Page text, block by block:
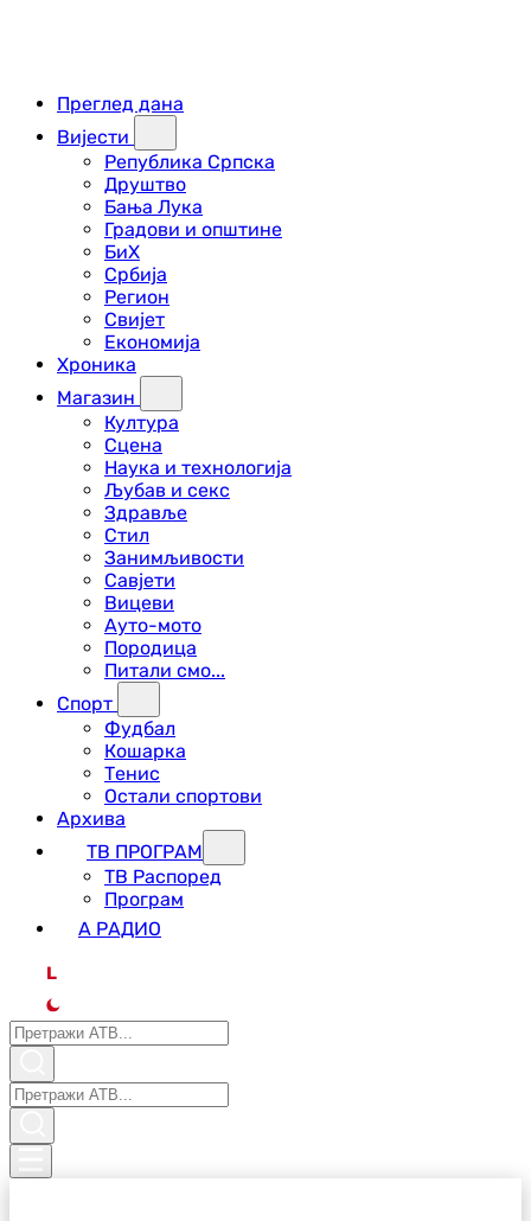
Преглед дана
Вијести
Република Српска
Друштво
Бања Лука
Градови и општине
БиХ
Србија
Регион
Свијет
Економија
Хроника
Магазин
Култура
Сцена
Наука и технологија
Љубав и секс
Здравље
Стил
Занимљивости
Савјети
Вицеви
Ауто-мото
Породица
Питали смо...
Спорт
Фудбал
Кошарка
Тенис
Остали спортови
Архива
ТВ ПРОГРАМ
ТВ Распоред
Програм
А РАДИО
L